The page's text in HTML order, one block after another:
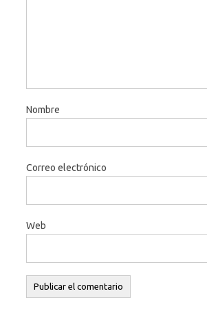
Nombre
Correo electrónico
Web